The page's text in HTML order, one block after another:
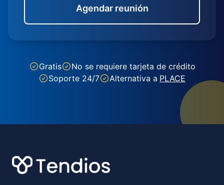
Agendar reunión
Gratis
No se requiere tarjeta de crédito
Soporte 24/7
Alternativa a PLACE